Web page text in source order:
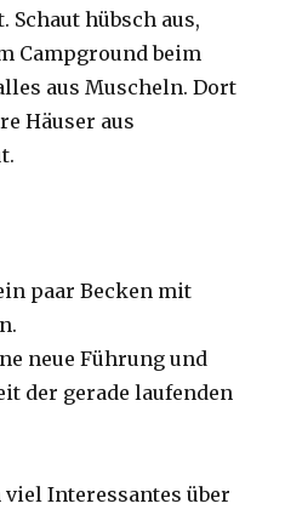
Schaut hübsch aus,
Campground beim
aus Muscheln. Dort
Häuser aus
paar Becken mit
neue Führung und
der gerade laufenden
Interessantes über